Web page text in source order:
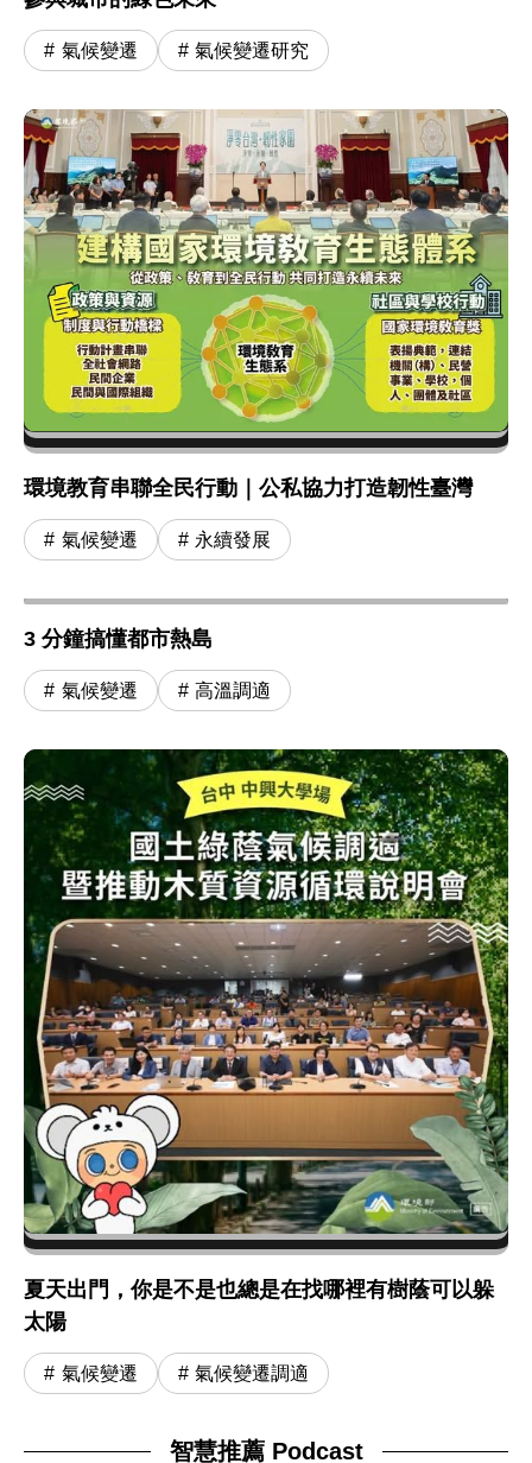
氣候變遷 氣候變遷研究
環境教育串聯全民行動｜公私協力打造韌性臺灣
氣候變遷 永續發展
3 分鐘搞懂都市熱島
氣候變遷 高溫調適
夏天出門，你是不是也總是在找哪裡有樹蔭可以躲
太陽
氣候變遷 氣候變遷調適
智慧推薦 Podcast